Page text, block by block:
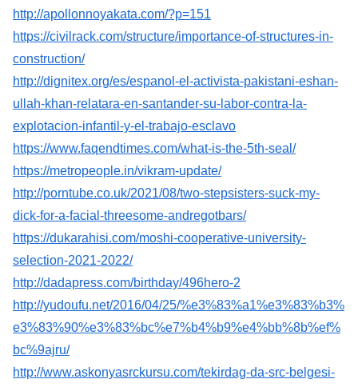
http://apollonnoyakata.com/?p=151
https://civilrack.com/structure/importance-of-structures-in-
construction/
http://dignitex.org/es/espanol-el-activista-pakistani-eshan-
ullah-khan-relatara-en-santander-su-labor-contra-la-
explotacion-infantil-y-el-trabajo-esclavo
https://www.faqendtimes.com/what-is-the-5th-seal/
https://metropeople.in/vikram-update/
http://porntube.co.uk/2021/08/two-stepsisters-suck-my-
dick-for-a-facial-threesome-andregotbars/
https://dukarahisi.com/moshi-cooperative-university-
selection-2021-2022/
http://dadapress.com/birthday/496hero-2
http://yudoufu.net/2016/04/25/%e3%83%a1%e3%83%b3%
e3%83%90%e3%83%bc%e7%b4%b9%e4%bb%8b%ef%
bc%9ajru/
http://www.askonyasrckursu.com/tekirdag-da-src-belgesi-